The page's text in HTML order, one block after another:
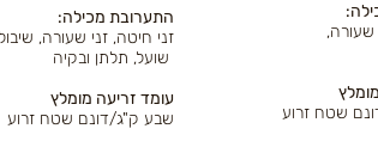
:התערובת מכילה
עומד זריעה מומלץ
שבע ק"ג/דונם שטח זרוע
שעורה
שטח זרוע